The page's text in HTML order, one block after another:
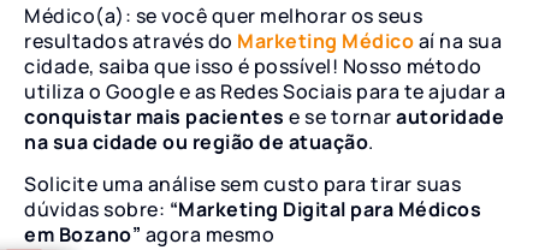
Médico(a): se você quer melhorar os seus
resultados através do Marketing Médicoaí na sua
cidade, saiba que isso é possível! Nosso método
utiliza o Google e as Redes Sociais para te ajudar a
conquistar mais pacientes e se tornarautoridade
na sua cidade ou região de atuação.
Solicite uma análise sem custo para tirar suas
dúvidas sobre: “Marketing Digital para Médicos
em Bozano” agora mesmo